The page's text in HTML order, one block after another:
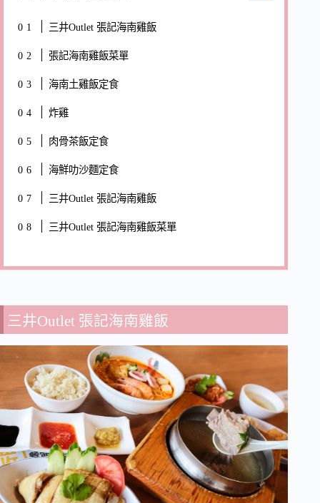
三井Outlet 張記海南雞飯
張記海南雞飯菜單
海南土雞飯定食
炸雞
肉骨茶飯定食
海鮮叻沙麵定食
三井Outlet 張記海南雞飯
三井Outlet 張記海南雞飯菜單
三井Outlet 張記海南雞飯